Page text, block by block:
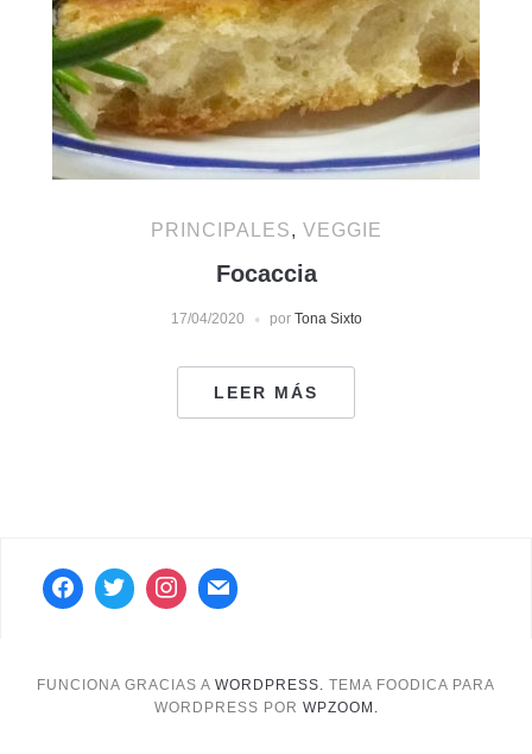
PRINCIPALES, VEGGIE
Focaccia
17/04/2020 por Tona Sixto
LEER MÁS
FUNCIONA GRACIAS A WORDPRESS.
TEMA FOODICA PARA
WORDPRESS POR WPZOOM.